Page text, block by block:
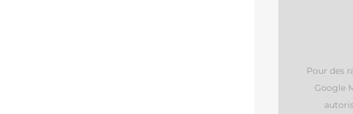
Pour des
Google